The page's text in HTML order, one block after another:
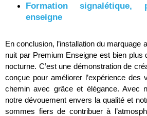
Formation
enseigne
En conclusion, l’installation du marquage
nuit par Premium Enseigne est bien plus
nocturne. C’est une démonstration de
conçue pour améliorer l’expérience des
chemin avec grâce et élégance. Avec
notre dévouement envers la qualité et
sommes fiers de contribuer à